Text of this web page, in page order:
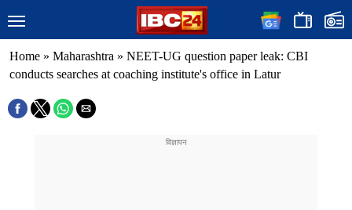
Home » Maharashtra » NEET-UG question paper leak: CBI
conducts searches at coaching institute's office in Latur